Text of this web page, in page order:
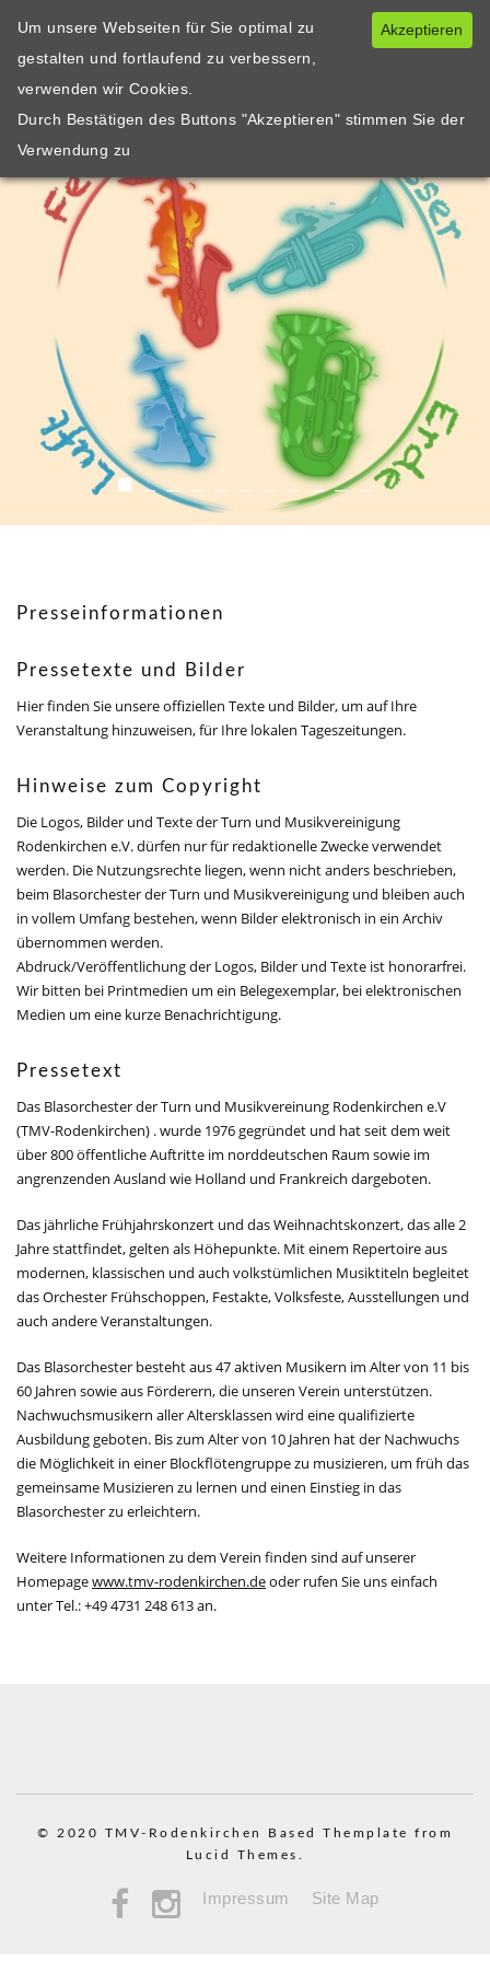
Presseinformationen
Pressetexte und Bilder
Hier finden Sie unsere offiziellen Texte und Bilder, um auf Ihre
Veranstaltung hinzuweisen, für Ihre lokalen Tageszeitungen.
Hinweise zum Copyright
Die Logos, Bilder und Texte der Turn und Musikvereinigung
Rodenkirchen e.V. dürfen nur für redaktionelle Zwecke verwendet
werden. Die Nutzungsrechte liegen, wenn nicht anders beschrieben,
beim Blasorchester der Turn und Musikvereinigung und bleiben auch
in vollem Umfang bestehen, wenn Bilder elektronisch in ein Archiv
übernommen werden.
Abdruck/Veröffentlichung der Logos, Bilder und Texte ist honorarfrei.
Wir bitten bei Printmedien um ein Belegexemplar, bei elektronischen
Medien um eine kurze Benachrichtigung.
Pressetext
Das Blasorchester der Turn und Musikvereinung Rodenkirchen e.V
(TMV-Rodenkirchen) . wurde 1976 gegründet und hat seit dem weit
über 800 öffentliche Auftritte im norddeutschen Raum sowie im
angrenzenden Ausland wie Holland und Frankreich dargeboten.
Das jährliche Frühjahrskonzert und das Weihnachtskonzert, das alle 2
Jahre stattfindet, gelten als Höhepunkte. Mit einem Repertoire aus
modernen, klassischen und auch volkstümlichen Musiktiteln begleitet
das Orchester Frühschoppen, Festakte, Volksfeste, Ausstellungen und
auch andere Veranstaltungen.
Das Blasorchester besteht aus 47 aktiven Musikern im Alter von 11 bis
60 Jahren sowie aus Förderern, die unseren Verein unterstützen.
Nachwuchsmusikern aller Altersklassen wird eine qualifizierte
Ausbildung geboten. Bis zum Alter von 10 Jahren hat der Nachwuchs
die Möglichkeit in einer Blockflötengruppe zu musizieren, um früh das
gemeinsame Musizieren zu lernen und einen Einstieg in das
Blasorchester zu erleichtern.
Weitere Informationen zu dem Verein finden sind auf unserer
Homepagewww.tmv-rodenkirchen.deoder rufen Sie uns einfach
unter Tel.: +49 4731 248 613 an.
© 2020 TMV-Rodenkirchen Based Themplate from
Lucid Themes.
Impressum Site Map
Akzeptieren
Um unsere Webseiten für Sie optimal zu
gestalten und fortlaufend zu verbessern,
verwenden wir Cookies.
Durch Bestätigen des Buttons "Akzeptieren" stimmen Sie der
Verwendung zu